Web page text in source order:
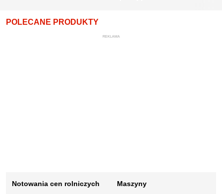
POLECANE PRODUKTY
REKLAMA
Notowania cen rolniczych
Maszyny